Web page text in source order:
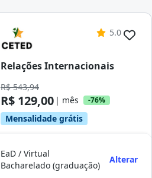
5.0
Relações Internacionais
R$ 543,94
R$ 129,00 | mês -76%
Mensalidade grátis
EaD / Virtual
Bacharelado (graduação)
Alterar